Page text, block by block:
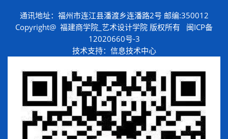
通讯地址：福州市连江县潘渡乡连潘路2号 邮编:350012
Copyright@ 福建商学院_艺术设计学院 版权所有
闽ICP备
12020660号-3
技术支持： 信息技术中心